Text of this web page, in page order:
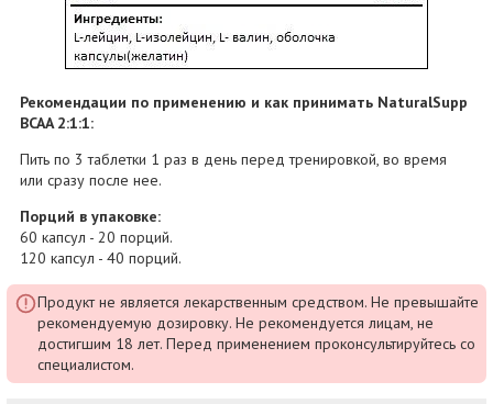
Рекомендации по применению и как принимать NaturalSupp
BCAA 2:1:1:
Пить по 3 таблетки 1 раз в день перед тренировкой, во время
или сразу после нее.
Порций в упаковке:
60 капсул - 20 порций.
120 капсул - 40 порций.
Продукт не является лекарственным средством. Не превышайте
рекомендуемую дозировку. Не рекомендуется лицам, не
достигшим 18 лет. Перед применением проконсультируйтесь со
специалистом.